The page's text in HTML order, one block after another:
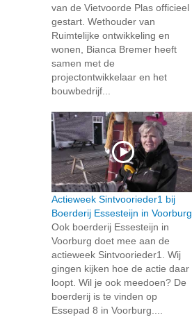
van de Vietvoorde Plas officieel
gestart. Wethouder van
Ruimtelijke ontwikkeling en
wonen, Bianca Bremer heeft
samen met de
projectontwikkelaar en het
bouwbedrijf...
Actieweek Sintvoorieder1 bij
Boerderij Essesteijn in Voorburg
Ook boerderij Essesteijn in
Voorburg doet mee aan de
actieweek Sintvoorieder1. Wij
gingen kijken hoe de actie daar
loopt. Wil je ook meedoen? De
boerderij is te vinden op
Essepad 8 in Voorburg....